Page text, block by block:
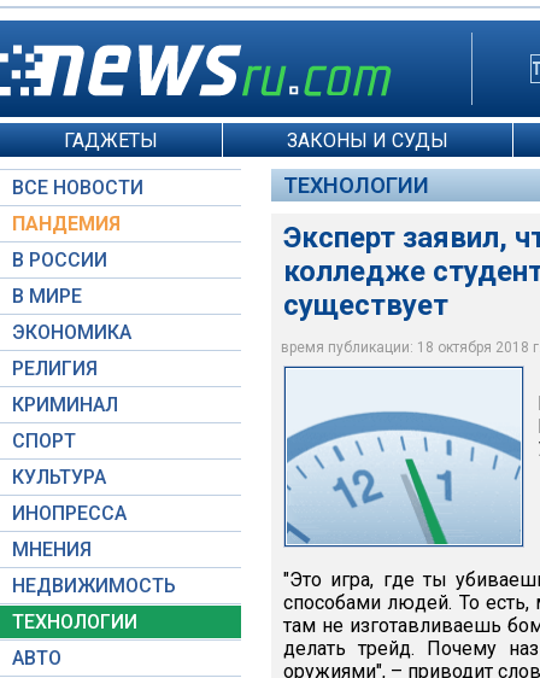
ГАДЖЕТЫ ЗАКОНЫ И СУДЫ
ВСЕ НОВОСТИ
ПАНДЕМИЯ
В РОССИИ
В МИРЕ
ЭКОНОМИКА
РЕЛИГИЯ
КРИМИНАЛ
СПОРТ
КУЛЬТУРА
ИНОПРЕССА
МНЕНИЯ
НЕДВИЖИМОСТЬ
ТЕХНОЛОГИИ
АВТО
ТЕХНОЛОГИИ
Эксперт заявил,
колледже
существует
время публикации: 18 октября 2018
Suomimansam /
"Это игра, где ты
способами людей. То
там не изготавливаешь
делать трейд. Почему
оружиями", – приводит